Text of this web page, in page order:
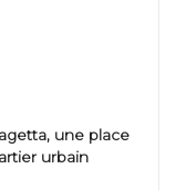
une place
urbain